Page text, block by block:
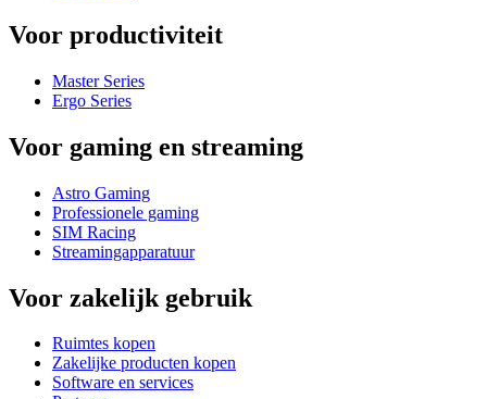
Voor productiviteit
Master Series
Ergo Series
Voor gaming en streaming
Astro Gaming
Professionele gaming
SIM Racing
Streamingapparatuur
Voor zakelijk gebruik
Ruimtes kopen
Zakelijke producten kopen
Software en services